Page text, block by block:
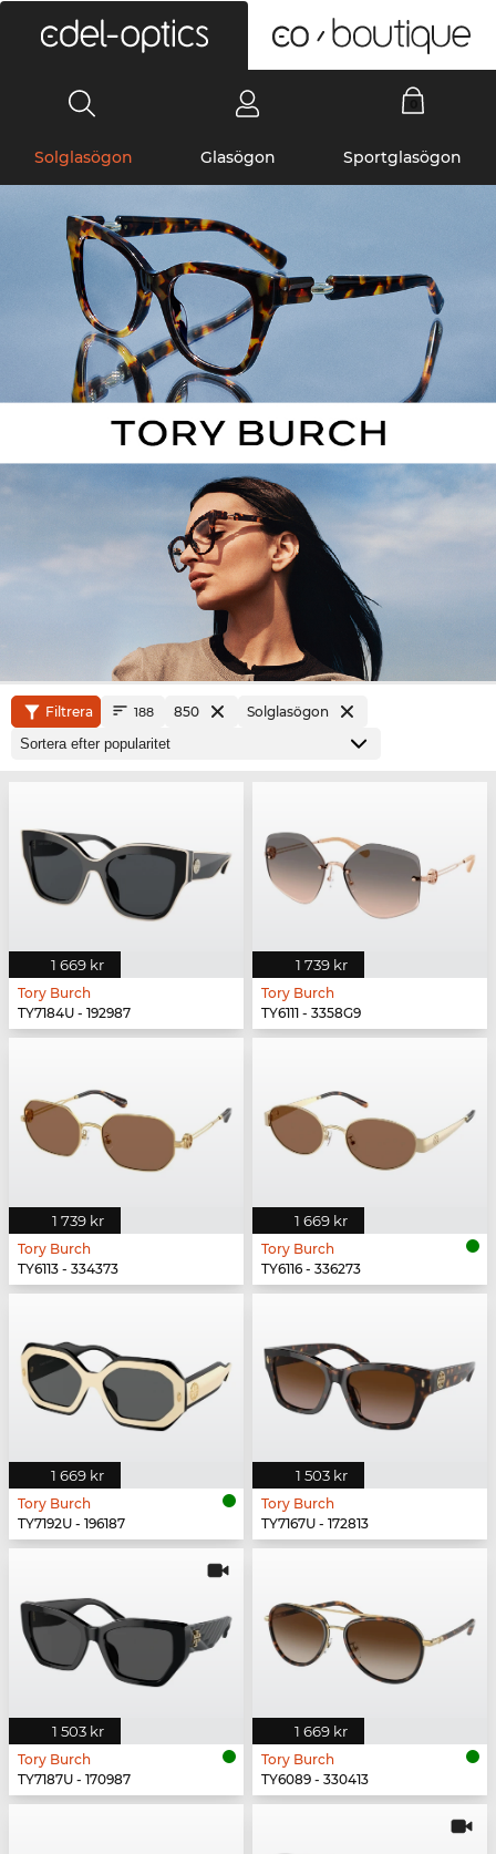
Solglasögon Glasögon Sportglasögon
Filtrera 188 850 Solglasögon
1 669 kr
Tory Burch
TY7184U - 192987
1 739 kr
Tory Burch
TY6111 - 3358G9
1 739 kr
Tory Burch
TY6113 - 334373
1 669 kr
Tory Burch
TY6116 - 336273
1 669 kr
Tory Burch
TY7192U - 196187
1 503 kr
Tory Burch
TY7167U - 172813
1 503 kr
Tory Burch
TY7187U - 170987
1 669 kr
Tory Burch
TY6089 - 330413